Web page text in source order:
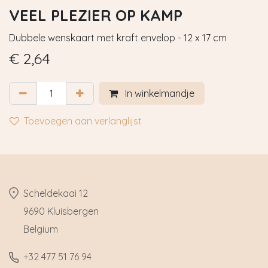
VEEL PLEZIER OP KAMP
Dubbele wenskaart met kraft envelop - 12 x 17 cm
€ 2,64
In winkelmandje
Toevoegen aan verlanglijst
​Scheldekaai 12
9690 Kluisbergen
​Belgium
​+32 477 51 76 94